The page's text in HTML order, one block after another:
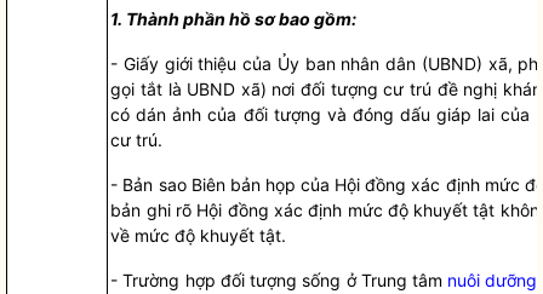
1. Thành phần hồ sơ bao gồm:
- Giấy giới thiệu của Ủy ban nhân dân (UBND) xã,
gọi tắt là UBND xã) nơi đối tượng cư trú đề nghị
có dán ảnh của đối tượng và đóng dấu giáp lai của
cư trú.
- Bản sao Biên bản họp của Hội đồng xác định mức
bản ghi rõ Hội đồng xác định mức độ khuyết tật
về mức độ khuyết tật.
-Trường hợp đối tượng sống ở Trung tâm nuôi dưỡng